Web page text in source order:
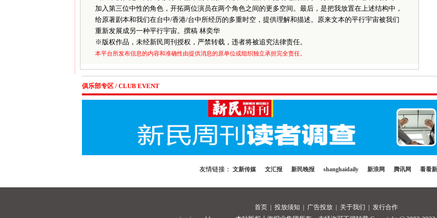
加入第三位中性的角色，开拓两位演员在两个角色之间的更多空间。最后，是把我放置在上述结构中，
给原著剧本和我们在台中/香港/台中所经历的多重时空，提供理解和描述。原来文本的平行宇宙被我们
重新发展成另一种平行宇宙。撰稿 林奕华
※ 版权作品，未经新民周刊授权，严禁转载，违者将被追究法律责任。
本平台所发布信息的内容和准确性由提供消息的原单位或组织独立承担完全责任。
俱乐部专区 / CLUB EVENT
友情链接： 文新传媒 文汇报 新民晚报 shanghaidaily 新浪网 腾讯网 看看
首页 | 投放须知 | 广告投放 | 关于我们 | 发行合作